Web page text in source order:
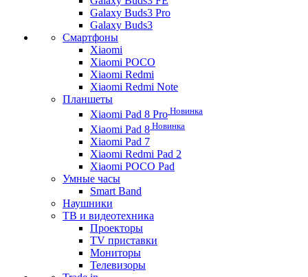
Galaxy Buds3 Pro
Galaxy Buds3
Смартфоны
Xiaomi
Xiaomi POCO
Xiaomi Redmi
Xiaomi Redmi Note
Планшеты
Xiaomi Pad 8 Pro Новинка
Xiaomi Pad 8 Новинка
Xiaomi Pad 7
Xiaomi Redmi Pad 2
Xiaomi POCO Pad
Умные часы
Smart Band
Наушники
ТВ и видеотехника
Проекторы
TV приставки
Мониторы
Телевизоры